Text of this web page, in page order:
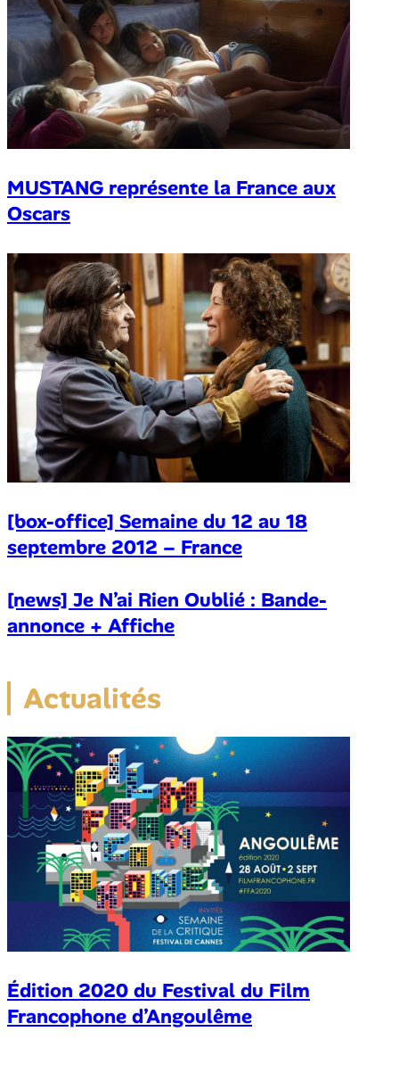
MUSTANG représente la France aux
Oscars
[box-office] Semaine du 12 au 18
septembre 2012 – France
[news] Je N’ai Rien Oublié : Bande-
annonce + Affiche
Actualités
Édition 2020 du Festival du Film
Francophone d’Angoulême